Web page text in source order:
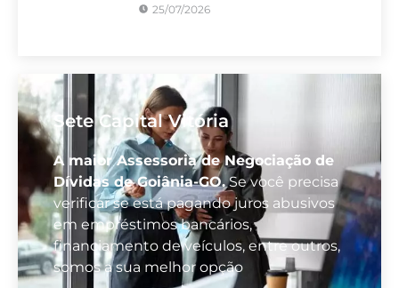
25/07/2026
Sete Capital Vitória
A maior Assessoria de Negociação de
Dívidas de Goiânia-GO.Se você precisa
verificar se está pagando juros abusivos
em empréstimos bancários,
financiamento de veículos, entre outros,
somos a sua melhor opção